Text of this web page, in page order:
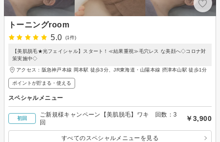
トーニングroom
5.0
(1件)
【美肌脱毛★光フェイシャル】スタート！≪結果重視≫毛穴レス な美顔へ◇コロナ対
策実施中◇
アクセス：阪急神戸本線 岡本駅 徒歩3分、JR東海道・山陽本線 摂津本山駅 徒歩1分
ポイントが貯まる・使える
スペシャルメニュー
初回
ご新規様キャンペーン【美肌脱毛】ワキ 回数：3
回
￥3,900
すべてのスペシャルメニューを見る